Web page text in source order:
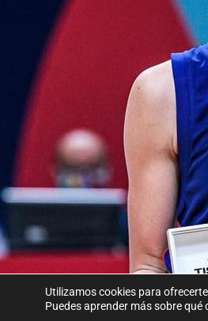
Utilizamos cookies para
Puedes aprender más sobre